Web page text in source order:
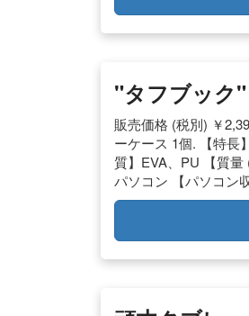
"タフブック"
販売価格 (税別) ￥
ーケース 1個. 【特長
質】EVA、PU 【質
パソコン 【パソコン